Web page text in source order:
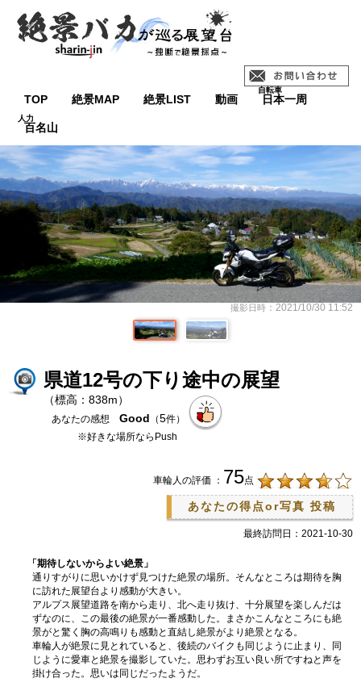
TOP 絶景MAP 絶景LIST 動画 日本一周
百名山
撮影日時 ：2021/10/30 11:52
県道12号の下り途中の展望
（標高：838m）
あなたの感想 Good （5件）
※好きな場所ならPush
車輪人の評価 ： 75点
あなたの得点or写真 投稿
最終訪問日：2021-10-30
「期待しないからよい絶景」
通りすがりに思いかけず見つけた絶景の場所。そんなところは期待を胸
に訪れた展望台より感動が大きい。
アルプス展望道路を南から走り、北へ走り抜け、十分展望を楽しんだは
ずなのに、この最後の絶景が一番感動した。まさかこんなところにも絶
景がと驚く胸の高鳴りも感動と直結し絶景がより絶景となる。
車輪人が絶景に見とれていると、後続のバイクも同じように止まり、同
じように愛車と絶景を撮影していた。思わずお互い良い所ですねと声を
掛け合った。思いは同じだったようだ。